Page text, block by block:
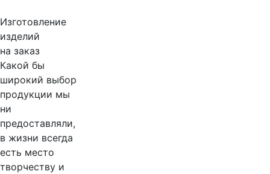
Изготовление
изделий
на заказ
Какой бы
широкий выбор
продукции мы
ни
предоставляли,
в жизни всегда
есть место
творчеству и